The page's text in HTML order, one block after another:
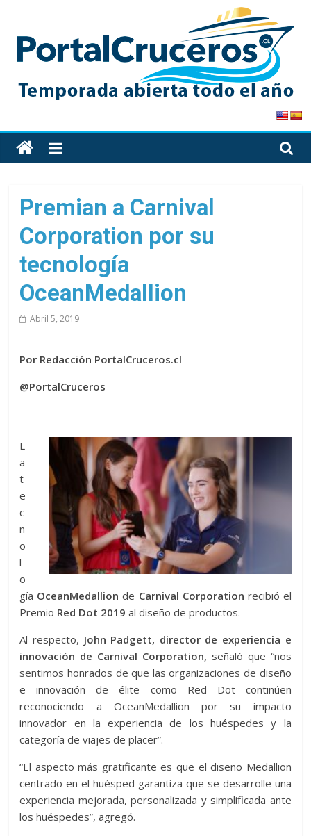
content
PortalCruceros
Toda
la
de
cruceros
en
solo
sitio
Premian a Carnival
Corporation por su
tecnología
OceanMedallion
Abril 5, 2019
Por Redacción PortalCruceros.cl
@PortalCruceros
L
a
t
e
c
n
o
l
o
gía OceanMedallion de Carnival Corporation recibió el
Premio Red Dot 2019 al diseño de productos.
Al respecto, John Padgett, director de experiencia e
innovación de Carnival Corporation, señaló que “nos
sentimos honrados de que las organizaciones de diseño
e innovación de élite como Red Dot continúen
reconociendo a OceanMedallion por su impacto
innovador en la experiencia de los huéspedes y la
categoría de viajes de placer”.
“El aspecto más gratificante es que el diseño Medallion
centrado en el huésped garantiza que se desarrolle una
experiencia mejorada, personalizada y simplificada ante
los huéspedes”, agregó.